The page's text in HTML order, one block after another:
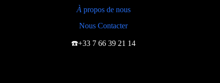
À propos de nous
Nous Contacter
☎️+33 7 66 39 21 14